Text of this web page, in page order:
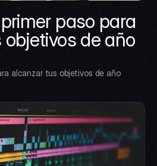
paso para
de año
alcanzar tus objetivos de año